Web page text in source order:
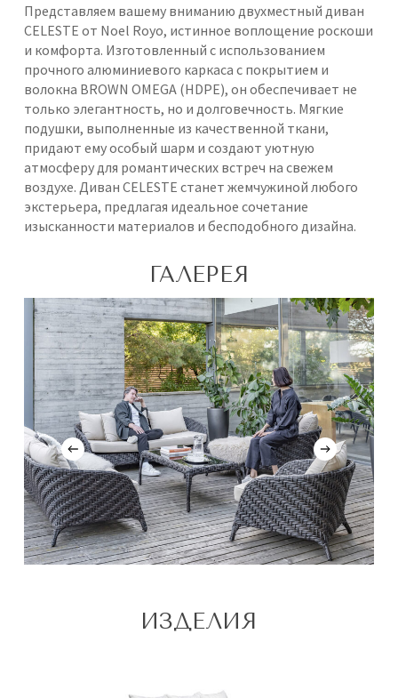
Представляем вашему вниманию двухместный диван
CELESTE от Noel Royo, истинное воплощение роскоши
и комфорта. Изготовленный с использованием
прочного алюминиевого каркаса с покрытием и
волокна BROWN OMEGA (HDPE), он обеспечивает не
только элегантность, но и долговечность. Мягкие
подушки, выполненные из качественной ткани,
придают ему особый шарм и создают уютную
атмосферу для романтических встреч на свежем
воздухе. Диван CELESTE станет жемчужиной любого
экстерьера, предлагая идеальное сочетание
изысканности материалов и бесподобного дизайна.
ГАЛЕРЕЯ
ИЗДЕЛИЯ